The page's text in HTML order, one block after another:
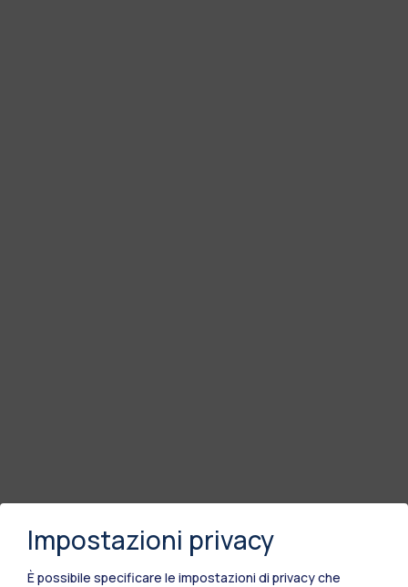
Impostazioni privacy
È possibile specificare le impostazioni di privacy che